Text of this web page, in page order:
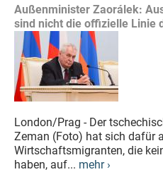
Außenminister Zaorálek:
sind nicht die offizielle Linie
London/Prag - Der
Zeman (Foto) hat sich dafür
Wirtschaftsmigranten, die
haben, auf... mehr ›